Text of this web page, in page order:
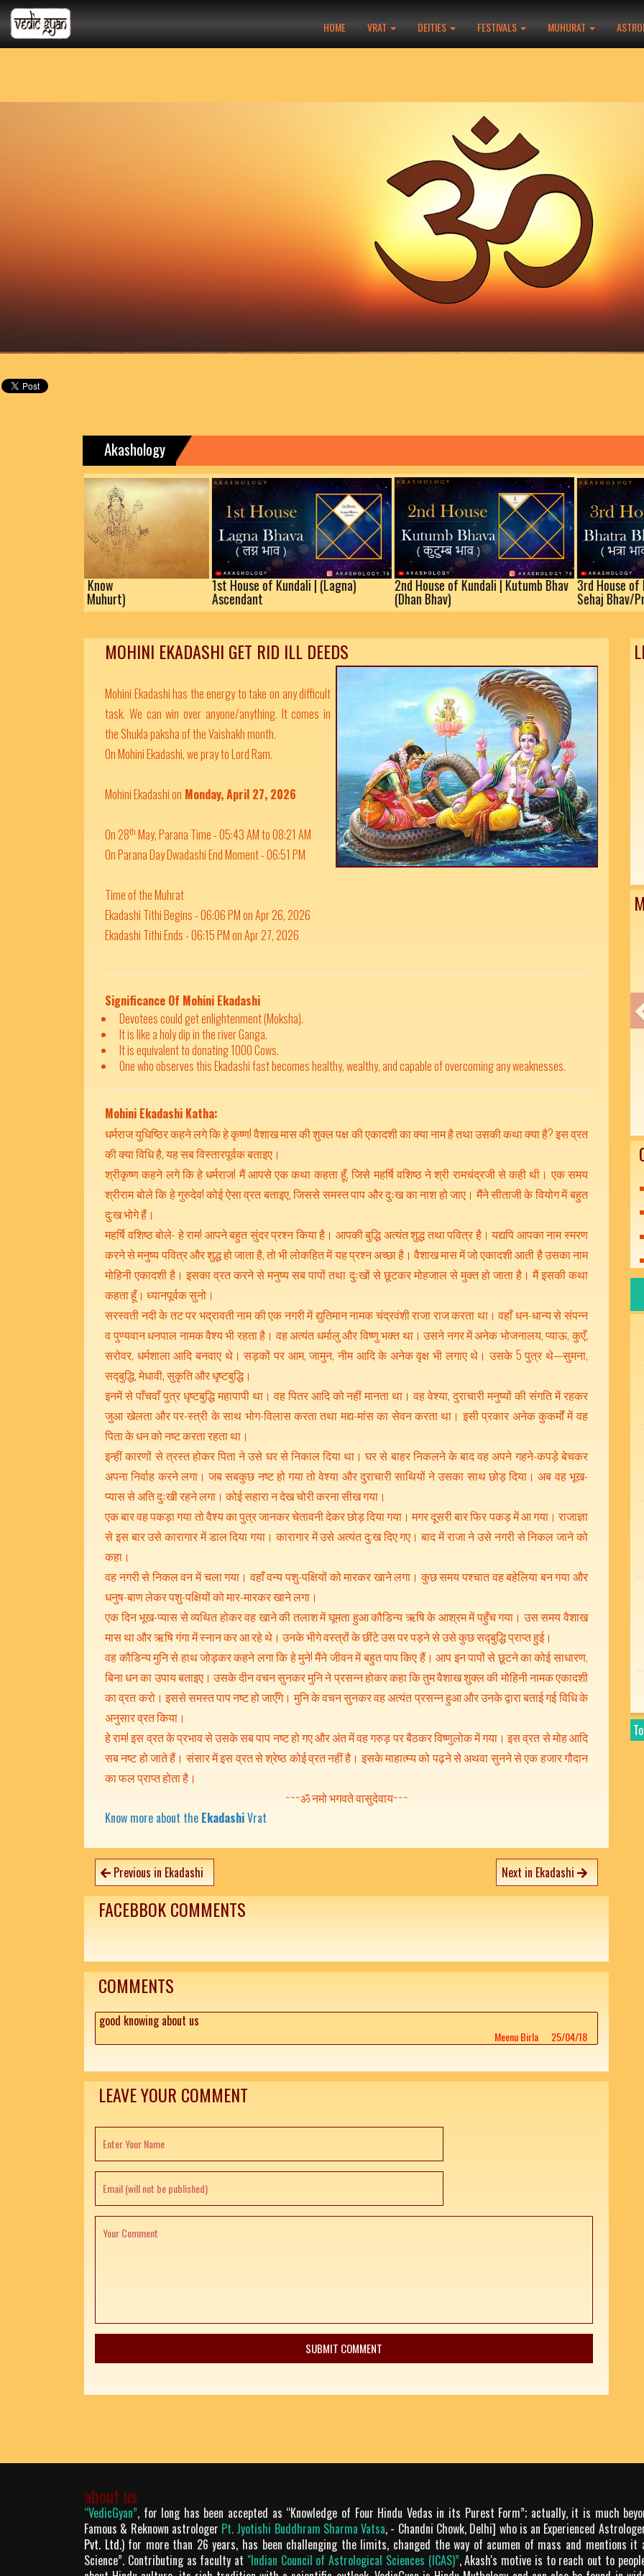
HOME VRAT DEITIES FESTIVALS MUHURAT
Akashology
1st House of Kundali | (Lagna)
Ascendant
2nd House of Kundali | Kutumb Bhav
(Dhan Bhav)
3rd House of Kundali
Sehaj Bhav/Prakaram
MOHINI EKADASHI GET RID ILL DEEDS
Mohini Ekadashi has the energy to take on any difficult
task. We can win over anyone/anything. It comes in
the Shukla paksha of the Vaishakh month.
On Mohini Ekadashi, we pray to Lord Ram.
Mohini Ekadashi on Monday, April 27, 2026
On 28th May, Parana Time - 05:43 AM to 08:21 AM
On Parana Day Dwadashi End Moment - 06:51 PM
Time of the Muhrat
Ekadashi Tithi Begins - 06:06 PM on Apr 26, 2026
Ekadashi Tithi Ends - 06:15 PM on Apr 27, 2026
Significance Of Mohini Ekadashi
Devotees could get enlightenment (Moksha).
It is like a holy dip in the river Ganga.
It is equivalent to donating 1000 Cows.
One who observes this Ekadashi fast becomes healthy, wealthy, and capable of overcoming any weaknesses.
Mohini Ekadashi Katha:
धर्मराज युधिष्ठिर कहने लगे कि हे कृष्ण! वैशाख मास की शुक्ल पक्ष की एकादशी का क्या नाम है तथा उसकी कथा क्या है? इस व्रत
की क्या विधि है, यह सब विस्तारपूर्वक बताइए।
श्रीकृष्ण कहने लगे कि हे धर्मराज! मैं आपसे एक कथा कहता हूँ, जिसे महर्षि वशिष्ठ ने श्री रामचंद्रजी से कही थी। एक समय
श्रीराम बोले कि हे गुरुदेव! कोई ऐसा व्रत बताइए, जिससे समस्त पाप और दुःख का नाश हो जाए। मैंने सीताजी के वियोग में बहुत
दु:ख भोगे हैं।
महर्षि वशिष्ठ बोले- हे राम! आपने बहुत सुंदर प्रश्न किया है। आपकी बुद्धि अत्यंत शुद्ध तथा पवित्र है। यद्यपि आपका नाम स्मरण
करने से मनुष्य पवित्र और शुद्ध हो जाता है, तो भी लोकहित में यह प्रश्न अच्छा है। वैशाख मास में जो एकादशी आती है उसका नाम
मोहिनी एकादशी है। इसका व्रत करने से मनुष्य सब पापों तथा दुःखों से छूटकर मोहजाल से मुक्त हो जाता है। मैं इसकी कथा
कहता हूँ। ध्यानपूर्वक सुनो।
सरस्वती नदी के तट पर भद्रावती नाम की एक नगरी में द्युतिमान नामक चंद्रवंशी राजा राज करता था। वहाँ धन-धान्य से संपन्न
व पुण्यवान धनपाल नामक वैश्य भी रहता है। वह अत्यंत धर्मालु और विष्णु भक्त था। उसने नगर में अनेक भोजनालय, प्याऊ, कुएँ,
सरोवर, धर्मशाला आदि बनवाए थे। सड़कों पर आम, जामुन, नीम आदि के अनेक वृक्ष भी लगाए थे। उसके 5 पुत्र थे—सुमना,
सद्‍बुद्धि, मेधावी, सुकृति और धृष्टबुद्धि।
इनमें से पाँचवाँ पुत्र धृष्टबुद्धि महापापी था। वह पितर आदि को नहीं मानता था। वह वेश्या, दुराचारी मनुष्यों की संगति में रहकर
जुआ खेलता और पर-स्त्री के साथ भोग-विलास करता तथा मद्य-मांस का सेवन करता था। इसी प्रकार अनेक कुकर्मों में वह
पिता के धन को नष्ट करता रहता था।
इन्हीं कारणों से त्रस्त होकर पिता ने उसे घर से निकाल दिया था। घर से बाहर निकलने के बाद वह अपने गहने-कपड़े बेचकर
अपना निर्वाह करने लगा। जब सबकुछ नष्ट हो गया तो वेश्या और दुराचारी साथियों ने उसका साथ छोड़ दिया। अब वह भूख-
प्यास से अति दुःखी रहने लगा। कोई सहारा न देख चोरी करना सीख गया।
एक बार वह पकड़ा गया तो वैश्य का पुत्र जानकर चेतावनी देकर छोड़ दिया गया। मगर दूसरी बार फिर पकड़ में आ गया। राजाज्ञा
से इस बार उसे कारागार में डाल दिया गया। कारागार में उसे अत्यंत दु:ख दिए गए। बाद में राजा ने उसे नगरी से निकल जाने को
कहा।
वह नगरी से निकल वन में चला गया। वहाँ वन्य पशु-पक्षियों को मारकर खाने लगा। कुछ समय पश्चात वह बहेलिया बन गया और
धनुष-बाण लेकर पशु-पक्षियों को मार-मारकर खाने लगा।
एक दिन भूख-प्यास से व्यथित होकर वह खाने की तलाश में घूमता हुआ कौडिन्य ऋषि के आश्रम में पहुँच गया। उस समय वैशाख
मास था और ऋषि गंगा में स्नान कर आ रहे थे। उनके भीगे वस्त्रों के छींटे उस पर पड़ने से उसे कुछ सद्‍बुद्धि प्राप्त हुई।
वह कौडिन्य मुनि से हाथ जोड़कर कहने लगा कि हे मुने! मैंने जीवन में बहुत पाप किए हैं। आप इन पापों से छूटने का कोई साधारण,
बिना धन का उपाय बताइए। उसके दीन वचन सुनकर मुनि ने प्रसन्न होकर कहा कि तुम वैशाख शुक्ल की मोहिनी नामक एकादशी
का व्रत करो। इससे समस्त पाप नष्ट हो जाएँगे। मुनि के वचन सुनकर वह अत्यंत प्रसन्न हुआ और उनके द्वारा बताई गई विधि के
अनुसार व्रत किया।
हे राम! इस व्रत के प्रभाव से उसके सब पाप नष्ट हो गए और अंत में वह गरुड़ पर बैठकर विष्णुलोक में गया। इस व्रत से मोह आदि
सब नष्ट हो जाते हैं। संसार में इस व्रत से श्रेष्ठ कोई व्रत नहीं है। इसके माहात्म्य को पढ़ने से अथवा सुनने से एक हजार गौदान
का फल प्राप्त होता है।
~~~ॐ नमो भगवते वासुदेवाय~~~
Know more about the EkadashiVrat
Previous in Ekadashi Next in Ekadashi
FACEBBOK COMMENTS
COMMENTS
good knowing about us
Meenu Birla 25/04/18
LEAVE YOUR COMMENT
about us
“VedicGyan”, for long has been accepted as “Knowledge of Four Hindu Vedas in its Purest Form”; actually, it is much
Famous & Reknown astrologer Pt. Jyotishi Buddhram Sharma Vatsa, - Chandni Chowk, Delhi] who is an Experienced
Pvt. Ltd.) for more than 26 years, has been challenging the limits, changed the way of acumen of mass and mentions it
Science”. Contributing as faculty at "Indian Council of Astrological Sciences (ICAS)”, Akash's motive is to reach out to